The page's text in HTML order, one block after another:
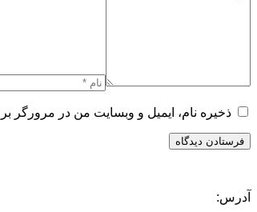
ذخیره نام، ایمیل و وبسایت من در مرورگر
آدرس: